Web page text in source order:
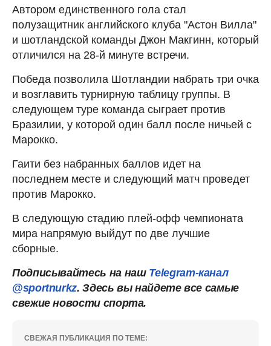
Автором единственного гола стал
полузащитник английского клуба "Астон Вилла"
и шотландской команды Джон Макгинн, который
отличился на 28-й минуте встречи.
Победа позволила Шотландии набрать три очка
и возглавить турнирную таблицу группы. В
следующем туре команда сыграет против
Бразилии, у которой один балл после ничьей с
Марокко.
Гаити без набранных баллов идет на
последнем месте и следующий матч проведет
против Марокко.
В следующую стадию плей-офф чемпионата
мира напрямую выйдут по две лучшие
сборные.
Подписывайтесь на наш Telegram-канал
@sportnurkz. Здесь вы найдете все самые
свежие новости спорта.
СВЕЖАЯ ПУБЛИКАЦИЯ ПО ТЕМЕ: